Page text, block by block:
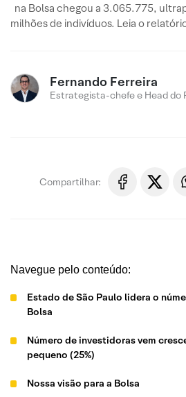
na Bolsa chegou a 3.065.775,
milhões de indivíduos. Leia o
Fernando Ferreira
Estrategista-chefe e Head do
Compartilhar:
Navegue pelo conteúdo:
Estado de São Paulo lidera o
Bolsa
Número de investidoras vem
pequeno (25%)
Nossa visão para a Bolsa